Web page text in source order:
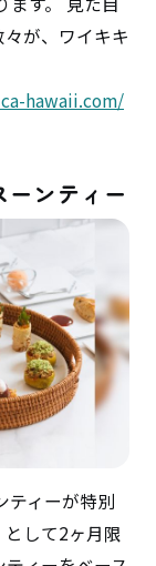
が、ワイキキ
hawaii.com/
ンティー
ティーが特別
して2ヶ月限